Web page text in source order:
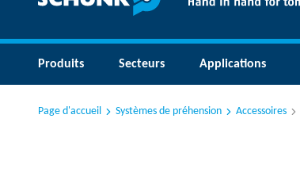
Produits Secteurs Applications
Page d'accueil Systèmes de préhension Accessoires